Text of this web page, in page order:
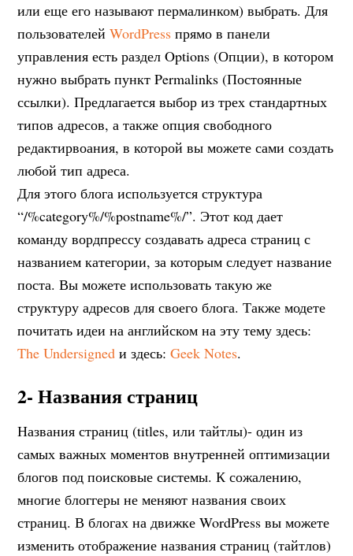
или еще его называют пермалинком) выбрать. Для
пользователейWordPress прямо в панели
управления есть раздел Options (Опции), в котором
нужно выбрать пункт Permalinks (Постоянные
ссылки). Предлагается выбор из трех стандартных
типов адресов, а также опция свободного
редактирвоания, в которой вы можете сами создать
любой тип адреса.
Для этого блога используется структура
“/%category%/%postname%/”. Этот код дает
команду вордпрессу создавать адреса страниц с
названием категории, за которым следует название
поста. Вы можете использовать такую же
структуру адресов для своего блога. Также модете
почитать идеи на английском на эту тему здесь:
The Undersigned и здесь:Geek Notes.
2- Названия страниц
Названия страниц (titles, или тайтлы)- один из
самых важных моментов внутренней оптимизации
блогов под поисковые системы. К сожалению,
многие блоггеры не меняют названия своих
страниц. В блогах на движке WordPress вы можете
изменить отображение названия страниц (тайтлов)